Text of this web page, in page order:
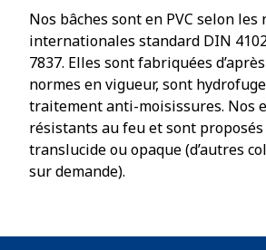
Nos bâches sont en PVC selon les
internationales standard DIN
7837. Elles sont fabriquées
normes en vigueur, sont
traitement anti-moisissures. Nos
résistants au feu et sont proposés
translucide ou opaque (d’autres
sur demande).